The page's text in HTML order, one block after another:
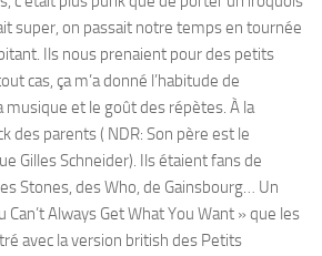
super, on passait notre temps en tournée
Ils nous prenaient pour des petits
cas, ça m’a donné l’habitude de
musique et le goût des répètes. À la
des parents ( NDR: Son père est le
Gilles Schneider). Ils étaient fans de
Stones, des Who, de Gainsbourg… Un
Can’t Always Get What You Want » que les
avec la version british des Petits